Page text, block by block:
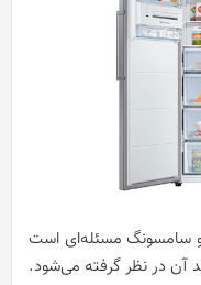
سامسونگ مسئله‌ای است
آن در نظر گرفته می‌شود.